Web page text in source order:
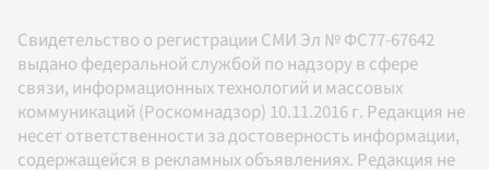
Свидетельство о регистрации СМИ Эл № ФС77-67642
выдано федеральной службой по надзору в сфере
связи, информационных технологий и массовых
коммуникаций (Роскомнадзор) 10.11.2016 г. Редакция не
несет ответственности за достоверность информации,
содержащейся в рекламных объявлениях. Редакция не